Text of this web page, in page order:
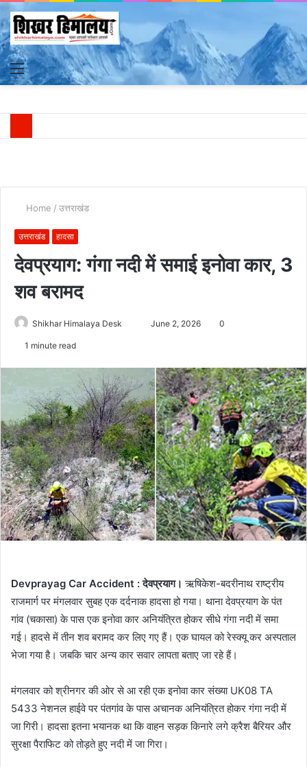
Menu
Home / उत्तराखंड
उत्तराखंड हादसा
देवप्रयाग: गंगा नदी में समाई इनोवा कार, 3
शव बरामद
Shikhar Himalaya Desk
SendJune 2, 2026 0
1 minute read
Devprayag Car Accident : देवप्रयाग। ऋषिकेश-बदरीनाथ राष्ट्रीय
राजमार्ग पर मंगलवार सुबह एक दर्दनाक हादसा हो गया। थाना देवप्रयाग के पंत
गांव (चकासा) के पास एक इनोवा कार अनियंत्रित होकर सीधे गंगा नदी में समा
गई। हादसे में तीन शव बरामद कर लिए गए हैं। एक घायल को रेस्क्यू कर अस्पताल
भेजा गया है। जबकि चार अन्य कार सवार लापता बताए जा रहे हैं।
मंगलवार को श्रीनगर की ओर से आ रही एक इनोवा कार संख्या UK08 TA
5433 नेशनल हाईवे पर पंतगांव के पास अचानक अनियंत्रित होकर गंगा नदी में
जा गिरी। हादसा इतना भयानक था कि वाहन सड़क किनारे लगे क्रैश बैरियर और
सुरक्षा पैराफिट को तोड़ते हुए नदी में जा गिरा।